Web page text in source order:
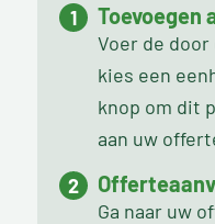
Voer de
kies een
knop om dit
aan uw
Ga naar uw